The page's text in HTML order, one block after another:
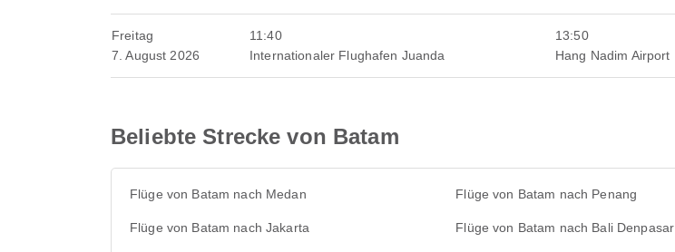
Freitag
7. August 2026
11:40
Internationaler Flughafen Juanda
13:50
Hang Nadim Airport
Beliebte Strecke von Batam
Flüge von Batam nach Medan Flüge von Batam nach Penang
Flüge von Batam nach Jakarta Flüge von Batam nach Bali Denpasar